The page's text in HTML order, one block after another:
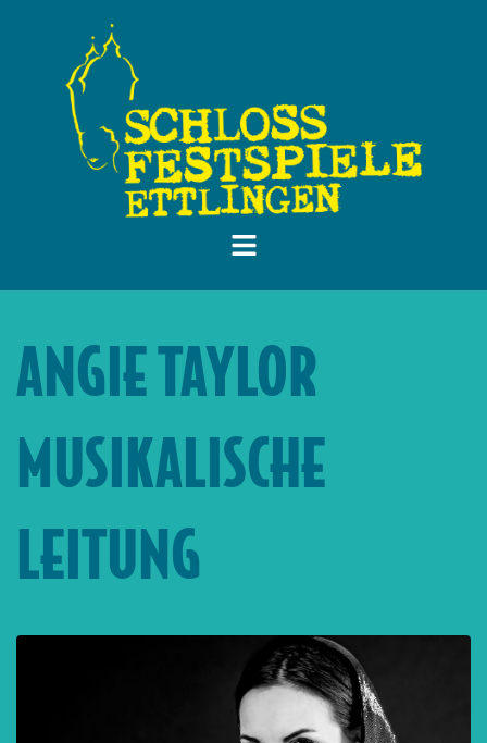
ANGIE TAYLOR
MUSIKALISCHE
LEITUNG